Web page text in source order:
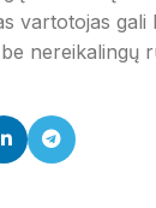
vartotojas gali
nereikalingų